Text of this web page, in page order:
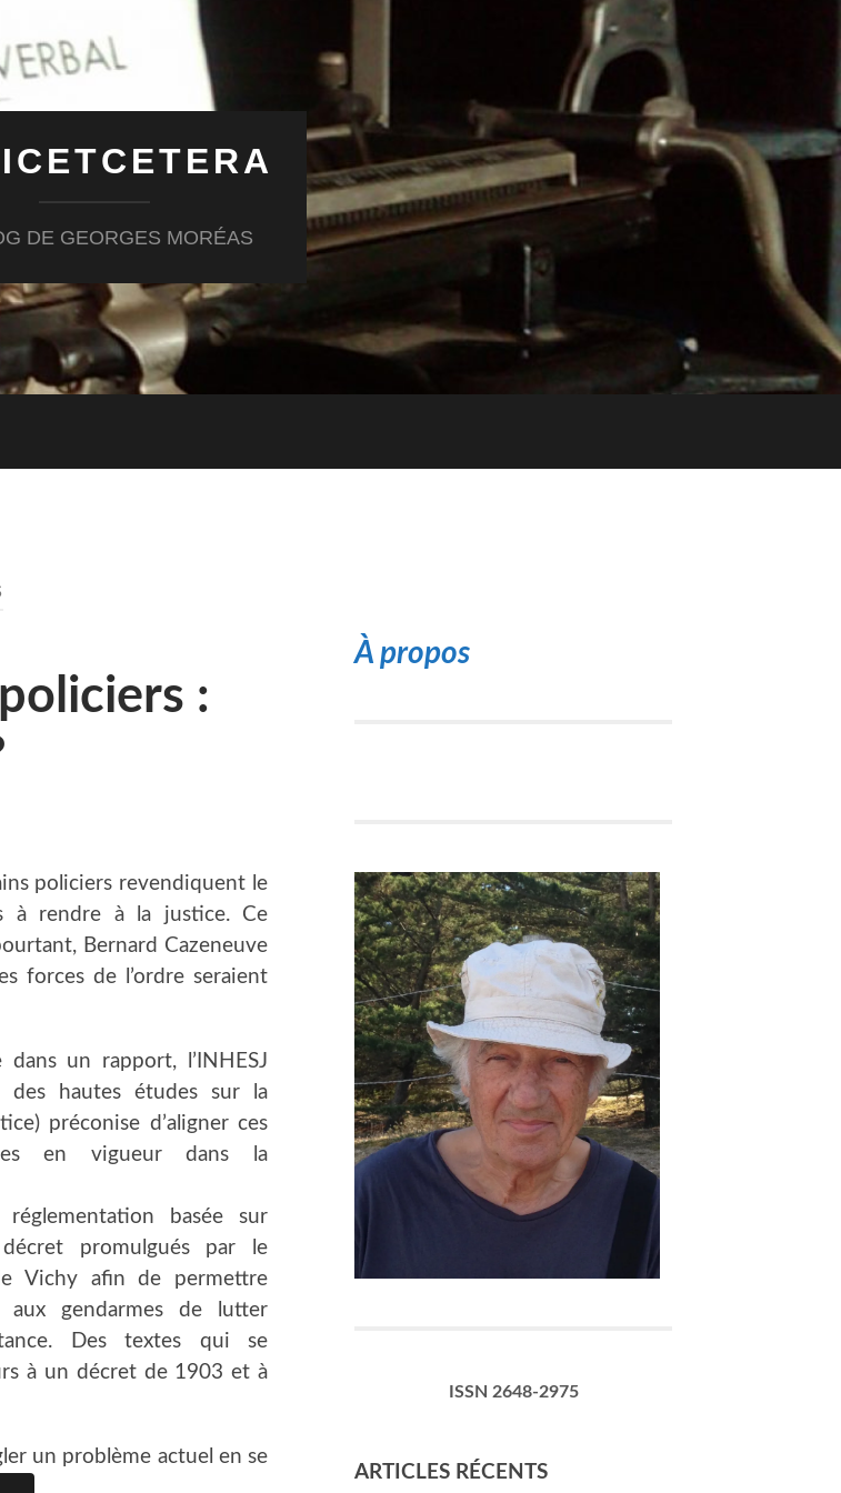
DE GEORGES MORÉAS
:
policiers revendiquent le
à rendre à la justice. Ce
Bernard Cazeneuve
forces de l’ordre seraient
dans un rapport, l’INHESJ
des hautes études sur la
préconise d’aligner ces
en vigueur dans la
réglementation basée sur
promulgués par le
Vichy afin de permettre
gendarmes de lutter
Des textes qui se
à un décret de 1903 et à
un problème actuel en se
À propos
ISSN 2648-2975
ARTICLES RÉCENTS